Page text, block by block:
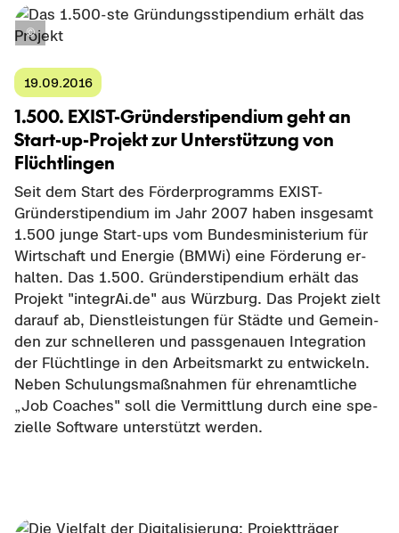
19.09.2016
1.500. EXIST-​Gründerstipendium geht an
Start-​up-Projekt zur Un­ter­stüt­zung von
Flücht­lin­gen
Seit dem Start des För­der­pro­gramms EXIST-​
Gründerstipendium im Jahr 2007 haben ins­ge­samt
1.500 junge Start-​ups vom Bun­des­mi­nis­te­ri­um für
Wirt­schaft und En­er­gie (BMWi) eine För­de­rung er­
hal­ten. Das 1.500. Grün­der­sti­pen­di­um er­hält das
Pro­jekt "in­te­grAi.de" aus Würz­burg. Das Pro­jekt zielt
dar­auf ab, Dienst­leis­tun­gen für Städ­te und Ge­mein­
den zur schnel­le­ren und pass­ge­nau­en In­te­gra­ti­on
der Flücht­lin­ge in den Ar­beits­markt zu ent­wi­ckeln.
Neben Schu­lungs­maß­nah­men für eh­ren­amt­li­che
„Job Coa­ches" soll die Ver­mitt­lung durch eine spe­
zi­el­le Soft­ware un­ter­stützt wer­den.